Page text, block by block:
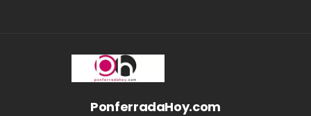
PonferradaHoy.com